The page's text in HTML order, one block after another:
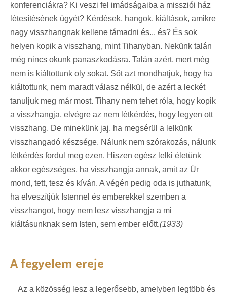
konferenciákra? Ki veszi fel imádságaiba a missziói ház
létesítésének ügyét? Kérdések, hangok, kiáltások, amikre
nagy visszhangnak kellene támadni és... és? És sok
helyen kopik a visszhang, mint Tihanyban. Nekünk talán
még nincs okunk panaszkodásra. Talán azért, mert még
nem is kiáltottunk oly sokat. Sőt azt mondhatjuk, hogy ha
kiáltottunk, nem maradt válasz nélkül, de azért a leckét
tanuljuk meg már most. Tihany nem tehet róla, hogy kopik
a visszhangja, elvégre az nem létkérdés, hogy legyen ott
visszhang. De minekünk jaj, ha megsérül a lelkünk
visszhangadó készsége. Nálunk nem szórakozás, nálunk
létkérdés fordul meg ezen. Hiszen egész lelki életünk
akkor egészséges, ha visszhangja annak, amit az Úr
mond, tett, tesz és kíván. A végén pedig oda is juthatunk,
ha elveszítjük Istennel és emberekkel szemben a
visszhangot, hogy nem lesz visszhangja a mi
kiáltásunknak sem Isten, sem ember előtt.(1933)
A fegyelem ereje
Az a közösség lesz a legerősebb, amelyben legtöbb és